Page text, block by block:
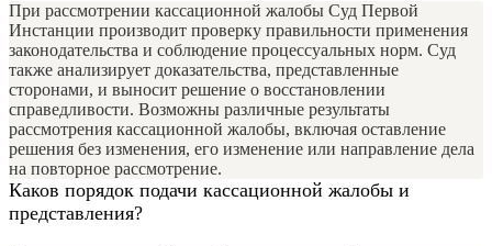
При рассмотрении кассационной жалобы Суд Первой
Инстанции производит проверку правильности применения
законодательства и соблюдение процессуальных норм. Суд
также анализирует доказательства, представленные
сторонами, и выносит решение о восстановлении
справедливости. Возможны различные результаты
рассмотрения кассационной жалобы, включая оставление
решения без изменения, его изменение или направление дела
на повторное рассмотрение.
Каков порядок подачи кассационной жалобы и
представления?